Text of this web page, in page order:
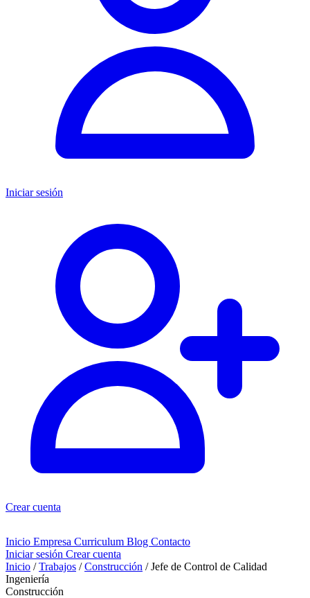
Iniciar sesión
Crear cuenta
Inicio Empresa Curriculum Blog Contacto
Iniciar sesión Crear cuenta
Inicio / Trabajos / Construcción / Jefe de Control de Calidad
Ingeniería
Construcción